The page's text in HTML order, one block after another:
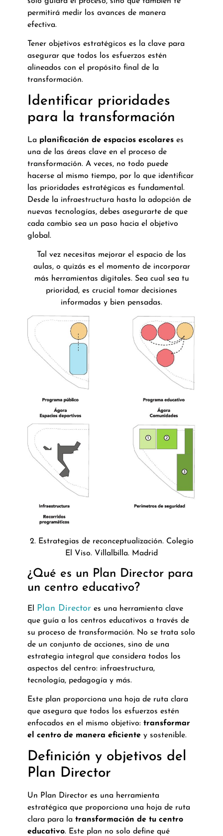
permitirá medir los avances de manera
efectiva.
Tener objetivos estratégicos es la clave para
asegurar que todos los esfuerzos estén
alineados con el propósito final de la
transformación.
Identificar prioridades
para la transformación
La planificación de espacios escolares es
una de las áreas clave en el proceso de
transformación. A veces, no todo puede
hacerse al mismo tiempo, por lo que identificar
las prioridades estratégicas es fundamental.
Desde la infraestructura hasta la adopción de
nuevas tecnologías, debes asegurarte de que
cada cambio sea un paso hacia el objetivo
global.
Tal vez necesitas mejorar el espacio de las
aulas, o quizás es el momento de incorporar
más herramientas digitales. Sea cual sea tu
prioridad, es crucial tomar decisiones
informadas y bien pensadas.
2. Estrategias de reconceptualización. Colegio
El Viso. Villalbilla. Madrid
¿Qué es un Plan Director para
un centro educativo?
El Plan Director es una herramienta clave
que guía a los centros educativos a través de
su proceso de transformación. No se trata solo
de un conjunto de acciones, sino de una
estrategia integral que considera todos los
aspectos del centro: infraestructura,
tecnología, pedagogía y más.
Este plan proporciona una hoja de ruta clara
que asegura que todos los esfuerzos estén
enfocados en el mismo objetivo: transformar
el centro de manera eficiente y sostenible.
Definición y objetivos del
Plan Director
Un Plan Director es una herramienta
estratégica que proporciona una hoja de ruta
clara para la transformación de tu centro
educativo. Este plan no solo define qué